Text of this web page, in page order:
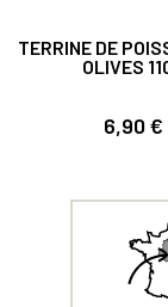
TERRINE DE
OLIVES
Prix
6,90 €